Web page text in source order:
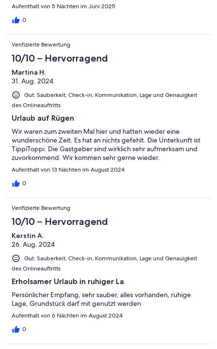
Aufenthalt von 5 Nächten im Juni 2025
0
Verifizierte Bewertung
10/10 – Hervorragend
Martina H.
31. Aug. 2024
Gut: Sauberkeit, Check-in, Kommunikation, Lage und Genauigkeit
des Onlineauftritts
Urlaub auf Rügen
Wir waren zum zweiten Mal hier und hatten wieder eine
wunderschöne Zeit. Es hat an nichts gefehlt. Die Unterkunft ist
TippiToppi. Die Gastgeber sind wirklich sehr aufmerksam und
zuvorkommend. Wir kommen sehr gerne wieder.
Aufenthalt von 13 Nächten im August 2024
0
Verifizierte Bewertung
10/10 – Hervorragend
Kerstin A.
26. Aug. 2024
Gut: Sauberkeit, Check-in, Kommunikation, Lage und Genauigkeit
des Onlineauftritts
Erholsamer Urlaub in ruhiger La
Persönlicher Empfang, sehr sauber, alles vorhanden, ruhige
Lage, Grundstück darf mit genutzt werden
Aufenthalt von 6 Nächten im August 2024
0